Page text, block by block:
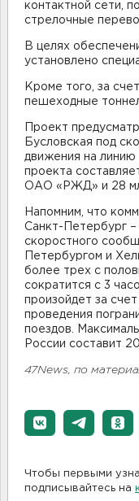
контактной сети,
стрелочные
В целях
установлено
Кроме того, за
пешеходные
Проект
Бусловская под
движения на
проекта
ОАО «РЖД» и 28
Напомним, что
Санкт-Петербург –
скоростного
Петербургом и
более трех с
сократится с 3
произойдет за
проведения
поездов.
России составит
47News, по
Чтобы первыми
подписывайтесь на